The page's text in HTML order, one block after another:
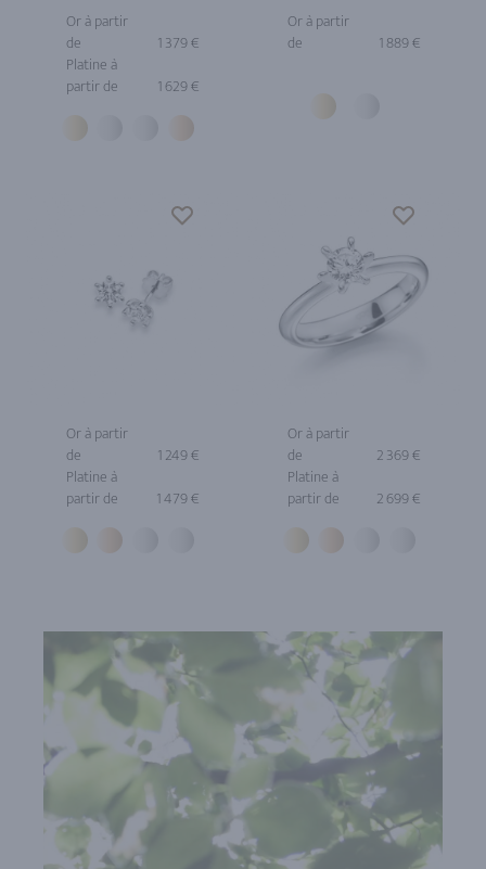
Or à partir
de
1 379 €
Platine à
partir de
1 629 €
Or à partir
de
1 889 €
Or à partir
de
1 249 €
Platine à
partir de
1 479 €
Or à partir
de
2 369 €
Platine à
partir de
2 699 €